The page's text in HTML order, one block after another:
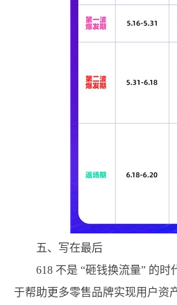
五、写在最后
618 不是 “砸钱换流量” 的
于帮助更多零售品牌实现用户资